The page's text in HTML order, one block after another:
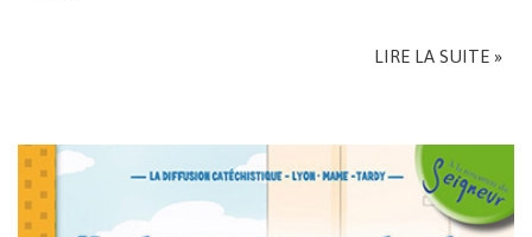
LIRE LA SUITE »